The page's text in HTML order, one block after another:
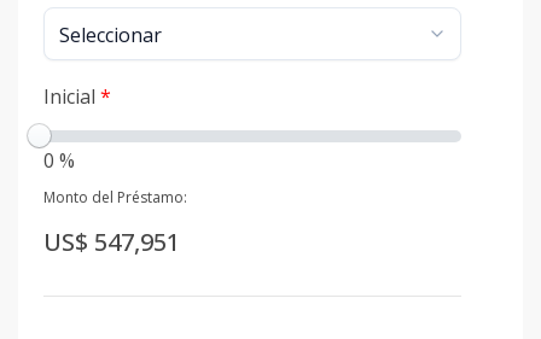
Inicial *
0 %
Monto del Préstamo:
US$ 547,951